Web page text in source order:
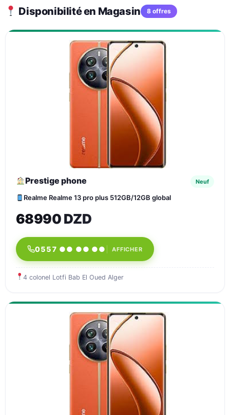
Disponibilité en Magasin 8 offres
Prestige phone Neuf
Realme Realme 13 pro plus 512GB/12GB global
68990 DZD
0557 ●● ●● ●● AFFICHER
4 colonel Lotfi Bab El Oued Alger